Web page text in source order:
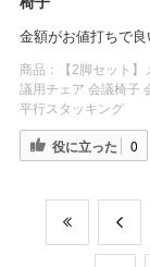
金額がお値打ちで良
商品：
【2脚セット
議用チェア 会議椅子
平行スタッキング
役に立った 0